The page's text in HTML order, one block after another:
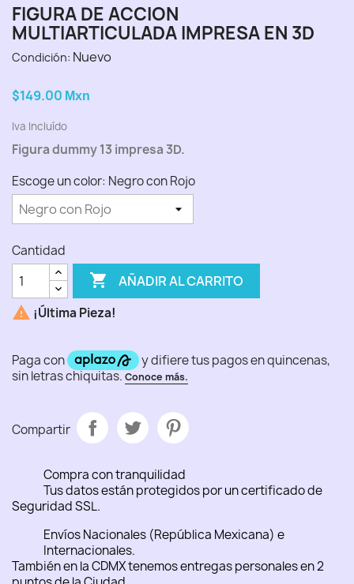
FIGURA DE ACCION
MULTIARTICULADA IMPRESA EN 3D
Condición: Nuevo
$149.00 Mxn
Iva Incluído
Figura dummy 13 impresa 3D.
Escoge un color: Negro con Rojo
Cantidad
 AÑADIR AL CARRITO
 ¡Última Pieza!
Compartir
Compra con tranquilidad
Tus datos están protegidos por un certificado de
Seguridad SSL.
Envíos Nacionales (República Mexicana) e
Internacionales.
También en la CDMX tenemos entregas personales en 2